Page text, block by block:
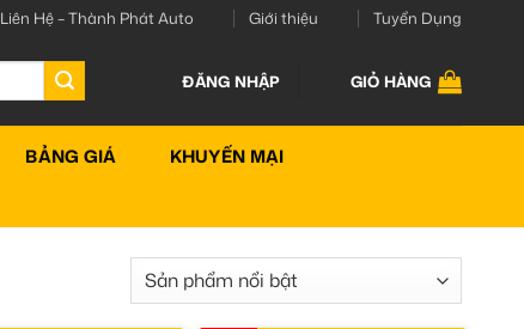
Liên Hệ – Thành Phát Auto Giới thiệu Tuyển Dụng
ĐĂNG NHẬP GIỎ HÀNG
BẢNG GIÁ KHUYẾN MẠI